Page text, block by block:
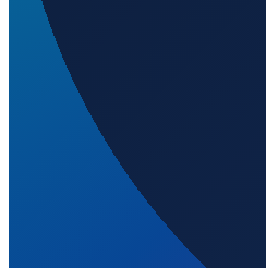
Shenzhen